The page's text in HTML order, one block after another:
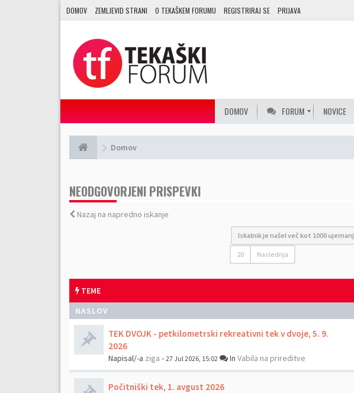
DOMOV ZEMLJEVID STRANI O TEKAŠKEM FORUMU REGISTRIRAJ SE PRIJAVA
DOMOV FORUM NOVICE
Domov
NEODGOVORJENI PRISPEVKI
Nazaj na napredno iskanje
Iskalnik je našel več kot 1000 ujemanj
20 Naslednja
TEME
NASLOV
TEK DVOJK - petkilometrski rekreativni tek v dvoje, 5. 9.
2026
Napisal/-a ziga - 27 Jul 2026, 15:02 In Vabila na prireditve
Počitniški tek, 1. avgust 2026